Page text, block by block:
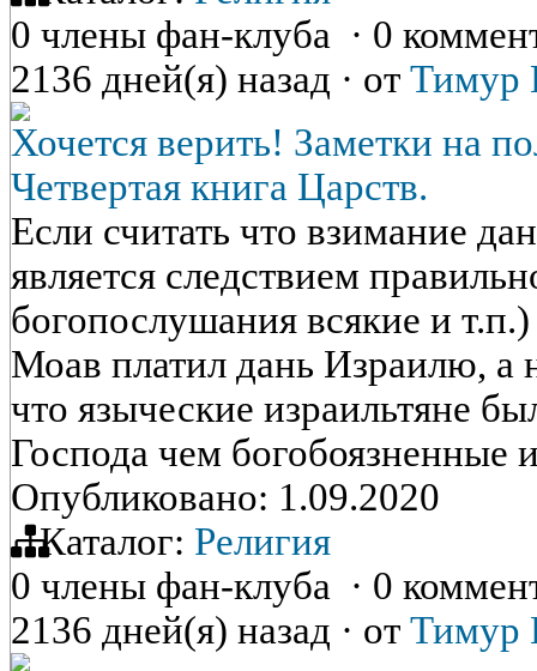
0 члены фан-клуба · 0
2136 дней(я) назад · от Тимур
Хочется верить! Заметки на
Четвертая книга Царств.
Если считать что взимание
является следствием
богопослушания всякие и
Моав платил дань Израилю, а
что языческие израильтяне
Господа чем богобоязненные
Опубликовано: 1.09.2020
Каталог: Религия
0 члены фан-клуба · 0
2136 дней(я) назад · от Тимур